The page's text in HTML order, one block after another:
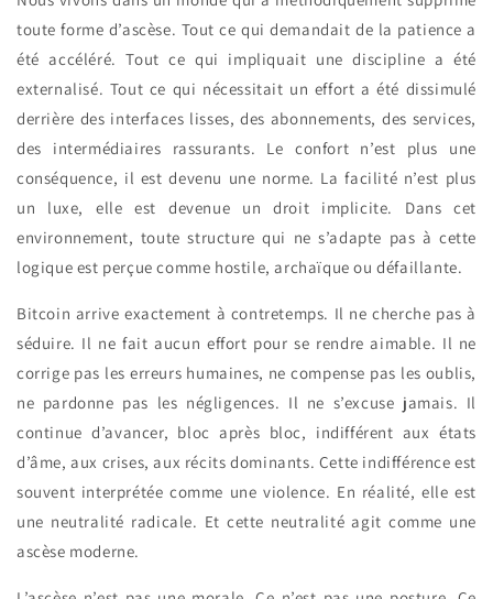
toute forme d’ascèse. Tout ce qui demandait de la patience a
été accéléré. Tout ce qui impliquait une discipline a été
externalisé. Tout ce qui nécessitait un effort a été dissimulé
derrière des interfaces lisses, des abonnements, des services,
des intermédiaires rassurants. Le confort n’est plus une
conséquence, il est devenu une norme. La facilité n’est plus
un luxe, elle est devenue un droit implicite. Dans cet
environnement, toute structure qui ne s’adapte pas à cette
logique est perçue comme hostile, archaïque ou défaillante.
Bitcoin arrive exactement à contretemps. Il ne cherche pas à
séduire. Il ne fait aucun effort pour se rendre aimable. Il ne
corrige pas les erreurs humaines, ne compense pas les oublis,
ne pardonne pas les négligences. Il ne s’excuse jamais. Il
continue d’avancer, bloc après bloc, indifférent aux états
d’âme, aux crises, aux récits dominants. Cette indifférence est
souvent interprétée comme une violence. En réalité, elle est
une neutralité radicale. Et cette neutralité agit comme une
ascèse moderne.